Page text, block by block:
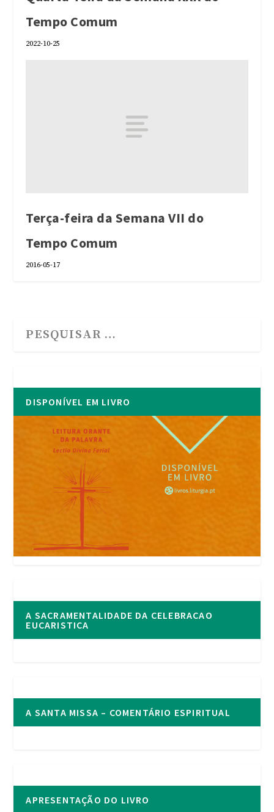
Tempo Comum
2022-10-25
Terça-feira da Semana VII do
Tempo Comum
2016-05-17
DISPONÍVEL EM LIVRO
A SACRAMENTALIDADE DA CELEBRACAO
EUCARISTICA
A SANTA MISSA – COMENTÁRIO ESPIRITUAL
APRESENTAÇÃO DO LIVRO